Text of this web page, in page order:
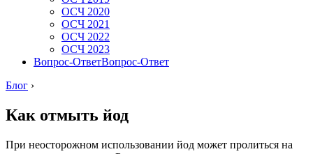
ОСЧ 2020
ОСЧ 2021
ОСЧ 2022
ОСЧ 2023
Вопрос-ОтветВопрос-Ответ
Блог ›
Как отмыть йод
При неосторожном использовании йод может пролиться на